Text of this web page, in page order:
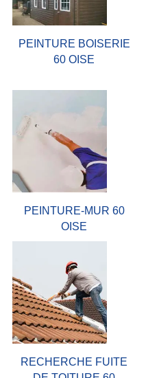
PEINTURE BOISERIE
60 OISE
PEINTURE-MUR 60
OISE
RECHERCHE FUITE